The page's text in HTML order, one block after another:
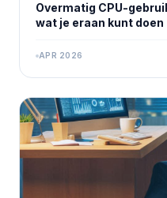
Overmatig CPU-
wat je eraan kunt doen
APR 2026